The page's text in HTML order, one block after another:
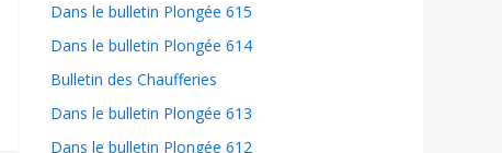
Dans le bulletin Plongée 615
Dans le bulletin Plongée 614
Bulletin des Chaufferies
Dans le bulletin Plongée 613
Dans le bulletin Plongée 612